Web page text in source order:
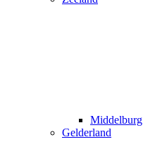
Middelburg
Gelderland